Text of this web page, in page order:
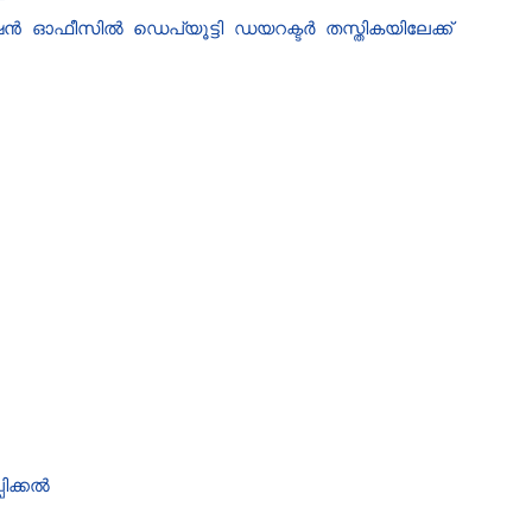
ഡെപ്യൂട്ടി ഡയറക്ടർ തസ്തികയിലേക്ക്